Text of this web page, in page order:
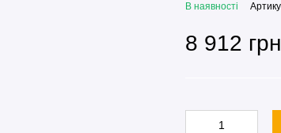
В наявності
8 912 грн